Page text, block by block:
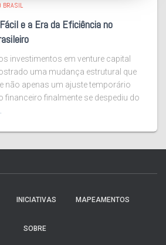
BRASIL
e a Era da Eficiência no
investimentos em venture capital
uma mudança estrutural que
não apenas um ajuste temporário
financeiro finalmente se despediu do
INICIATIVAS MAPEAMENTOS
SOBRE